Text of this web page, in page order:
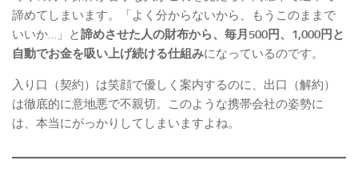
諦めてしまいます。「よく分からないから、もうこのままで
いいか…」と諦めさせた人の財布から、毎月500円、1,000円と
自動でお金を吸い上げ続ける仕組みになっているのです。
入り口（契約）は笑顔で優しく案内するのに、出口（解約）
は徹底的に意地悪で不親切。このような携帯会社の姿勢に
は、本当にがっかりしてしまいますよね。